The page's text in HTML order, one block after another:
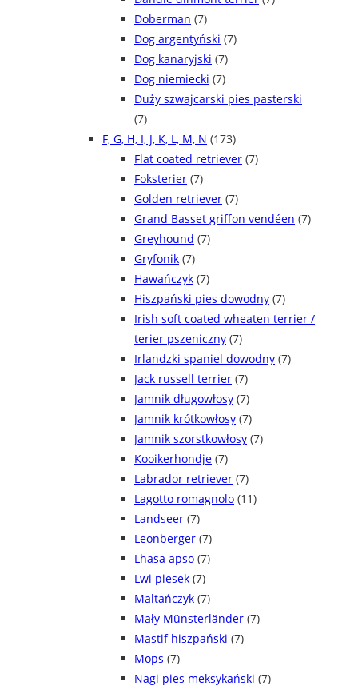
Doberman (7)
Dog argentyński (7)
Dog kanaryjski (7)
Dog niemiecki (7)
Duży szwajcarski pies pasterski
(7)
F, G, H, I, J, K, L, M, N (173)
Flat coated retriever (7)
Foksterier (7)
Golden retriever (7)
Grand Basset griffon vendéen (7)
Greyhound (7)
Gryfonik (7)
Hawańczyk (7)
Hiszpański pies dowodny (7)
Irish soft coated wheaten terrier /
terier pszeniczny (7)
Irlandzki spaniel dowodny (7)
Jack russell terrier (7)
Jamnik długowłosy (7)
Jamnik krótkowłosy (7)
Jamnik szorstkowłosy (7)
Kooikerhondje (7)
Labrador retriever (7)
Lagotto romagnolo (11)
Landseer (7)
Leonberger (7)
Lhasa apso (7)
Lwi piesek (7)
Maltańczyk (7)
Mały Münsterländer (7)
Mastif hiszpański (7)
Mops (7)
Nagi pies meksykański (7)